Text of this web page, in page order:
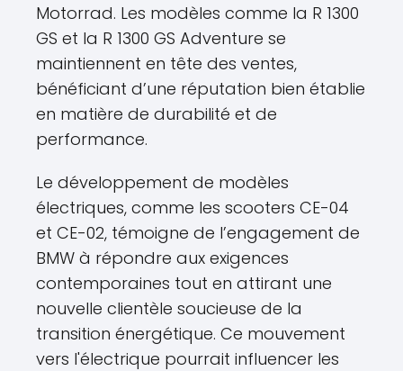
Motorrad. Les modèles comme la R 1300
GS et la R 1300 GS Adventure se
maintiennent en tête des ventes,
bénéficiant d’une réputation bien établie
en matière de durabilité et de
performance.
Le développement de modèles
électriques, comme les scooters CE-04
et CE-02, témoigne de l’engagement de
BMW à répondre aux exigences
contemporaines tout en attirant une
nouvelle clientèle soucieuse de la
transition énergétique. Ce mouvement
vers l'électrique pourrait influencer les